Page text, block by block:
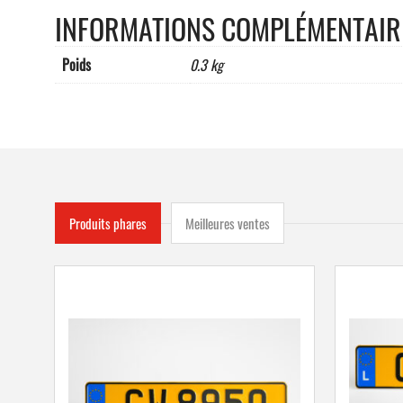
INFORMATIONS
Poids 0.3 kg
Produits phares Meilleures ventes